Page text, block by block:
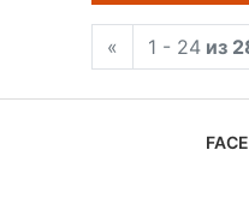
« 1 - 24 из